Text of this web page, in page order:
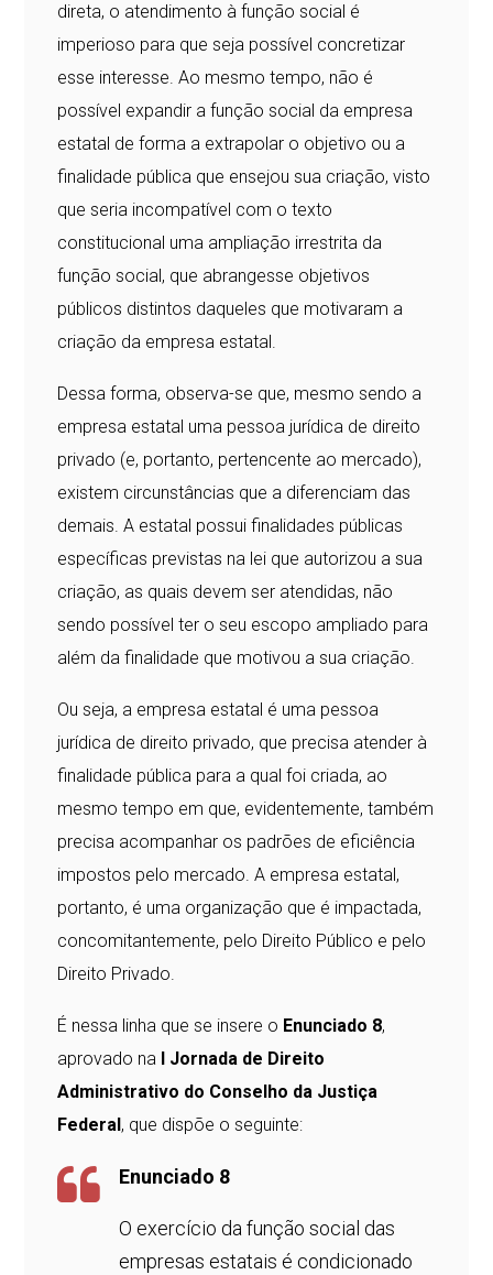
direta, o atendimento à função social é
imperioso para que seja possível concretizar
esse interesse. Ao mesmo tempo, não é
possível expandir a função social da empresa
estatal de forma a extrapolar o objetivo ou a
finalidade pública que ensejou sua criação, visto
que seria incompatível com o texto
constitucional uma ampliação irrestrita da
função social, que abrangesse objetivos
públicos distintos daqueles que motivaram a
criação da empresa estatal.
Dessa forma, observa-se que, mesmo sendo a
empresa estatal uma pessoa jurídica de direito
privado (e, portanto, pertencente ao mercado),
existem circunstâncias que a diferenciam das
demais. A estatal possui finalidades públicas
específicas previstas na lei que autorizou a sua
criação, as quais devem ser atendidas, não
sendo possível ter o seu escopo ampliado para
além da finalidade que motivou a sua criação.
Ou seja, a empresa estatal é uma pessoa
jurídica de direito privado, que precisa atender à
finalidade pública para a qual foi criada, ao
mesmo tempo em que, evidentemente, também
precisa acompanhar os padrões de eficiência
impostos pelo mercado. A empresa estatal,
portanto, é uma organização que é impactada,
concomitantemente, pelo Direito Público e pelo
Direito Privado.
É nessa linha que se insere o Enunciado 8,
aprovado na
I Jornada de Direito
Administrativo do Conselho da Justiça
Federal , que dispõe o seguinte:
Enunciado 8
O exercício da função social das
empresas estatais é condicionado